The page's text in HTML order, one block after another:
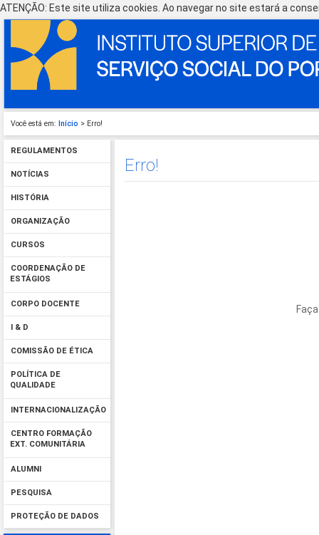
ATENÇÃO: Este site utiliza cookies. Ao navegar no site estará a
Você está em: Início > Erro!
REGULAMENTOS
NOTÍCIAS
HISTÓRIA
ORGANIZAÇÃO
CURSOS
COORDENAÇÃO DE
ESTÁGIOS
CORPO DOCENTE
I & D
COMISSÃO DE ÉTICA
POLÍTICA DE
QUALIDADE
INTERNACIONALIZAÇÃO
CENTRO FORMAÇÃO
EXT. COMUNITÁRIA
ALUMNI
PESQUISA
PROTEÇÃO DE DADOS
Erro!